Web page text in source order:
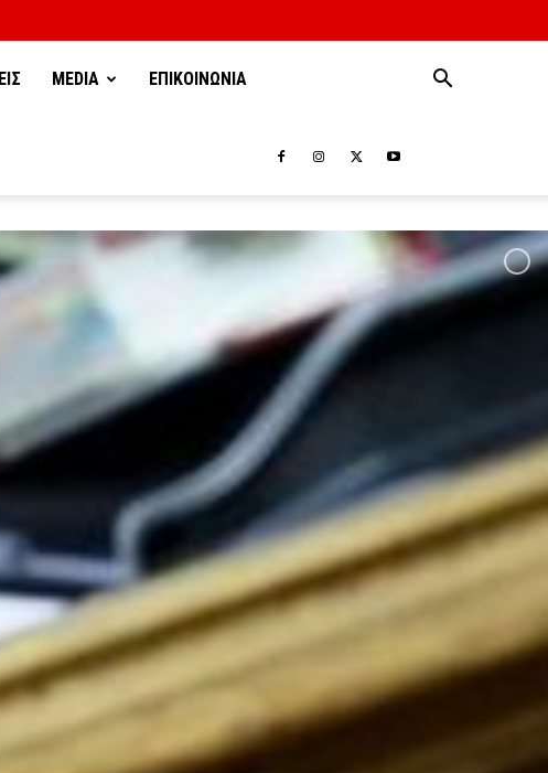
MEDIA ΕΠΙΚΟΙΝΩΝΙΑ